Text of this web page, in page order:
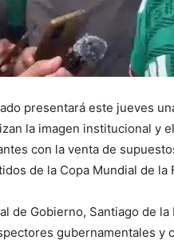
presentará este jueves
la imagen institucional y
con la venta de
de la Copa Mundial de la
de Gobierno, Santiago de
gubernamentales y